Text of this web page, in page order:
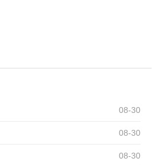
08-30
08-30
08-30